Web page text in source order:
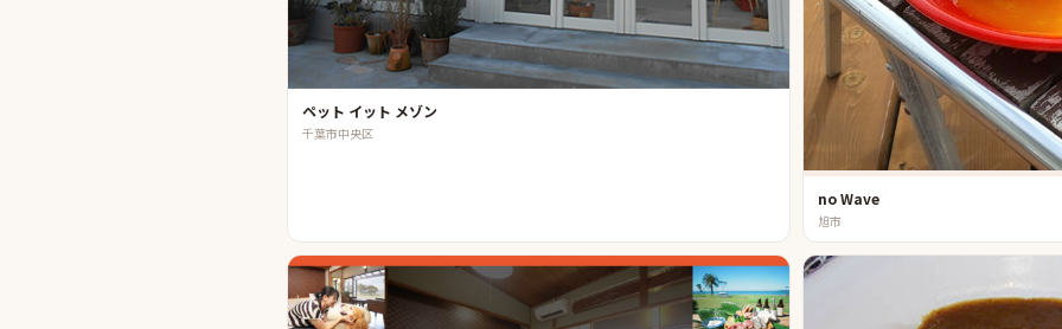
ペット イット メゾン
千葉市中央区
no Wave
旭市